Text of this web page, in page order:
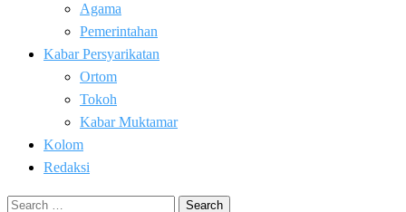
Agama
Pemerintahan
Kabar Persyarikatan
Ortom
Tokoh
Kabar Muktamar
Kolom
Redaksi
Search